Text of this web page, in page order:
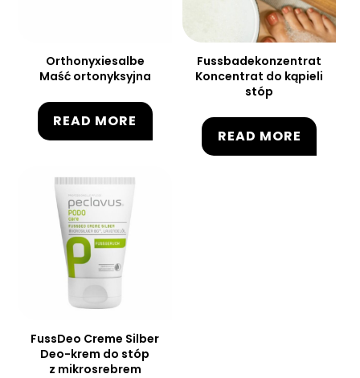
Orthonyxiesalbe
Maść ortonyksyjna
READ MORE
Fussbadekonzentrat
Koncentrat do kąpieli
stóp
READ MORE
FussDeo Creme Silber
Deo-krem do stóp
z mikrosrebrem